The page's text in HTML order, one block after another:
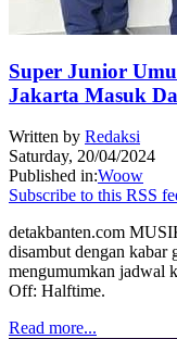
Super Junior
Jakarta Masuk
Written by Redaksi
Saturday, 20/04/2024
Published in:Woow
Subscribe to this RSS
detakbanten.com
disambut dengan kabar
mengumumkan jadwal
Off: Halftime.
Read more...